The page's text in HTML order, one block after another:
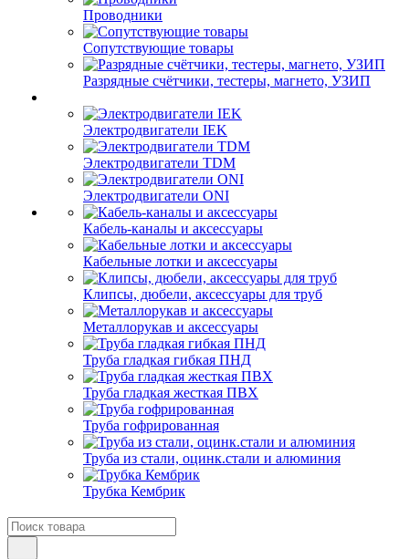
Проводники
Сопутствующие товары
Разрядные счётчики, тестеры, магнето, УЗИП
Электродвигатели IEK
Электродвигатели TDM
Электродвигатели ONI
Кабель-каналы и аксессуары
Кабельные лотки и аксессуары
Клипсы, дюбели, аксессуары для труб
Металлорукав и аксессуары
Труба гладкая гибкая ПНД
Труба гладкая жесткая ПВХ
Труба гофрированная
Труба из стали, оцинк.стали и алюминия
Трубка Кембрик